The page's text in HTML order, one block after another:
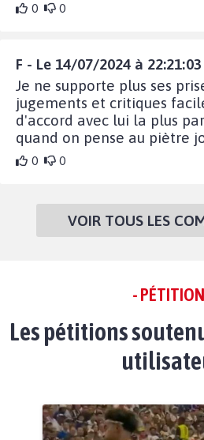
0 0
F - Le 14/07/2024 à 22:21:03
Je ne supporte plus ses
jugements et critiques
d'accord avec lui la plus
quand on pense au piètre
0 0
VOIR TOUS LES
-
Les pétitions